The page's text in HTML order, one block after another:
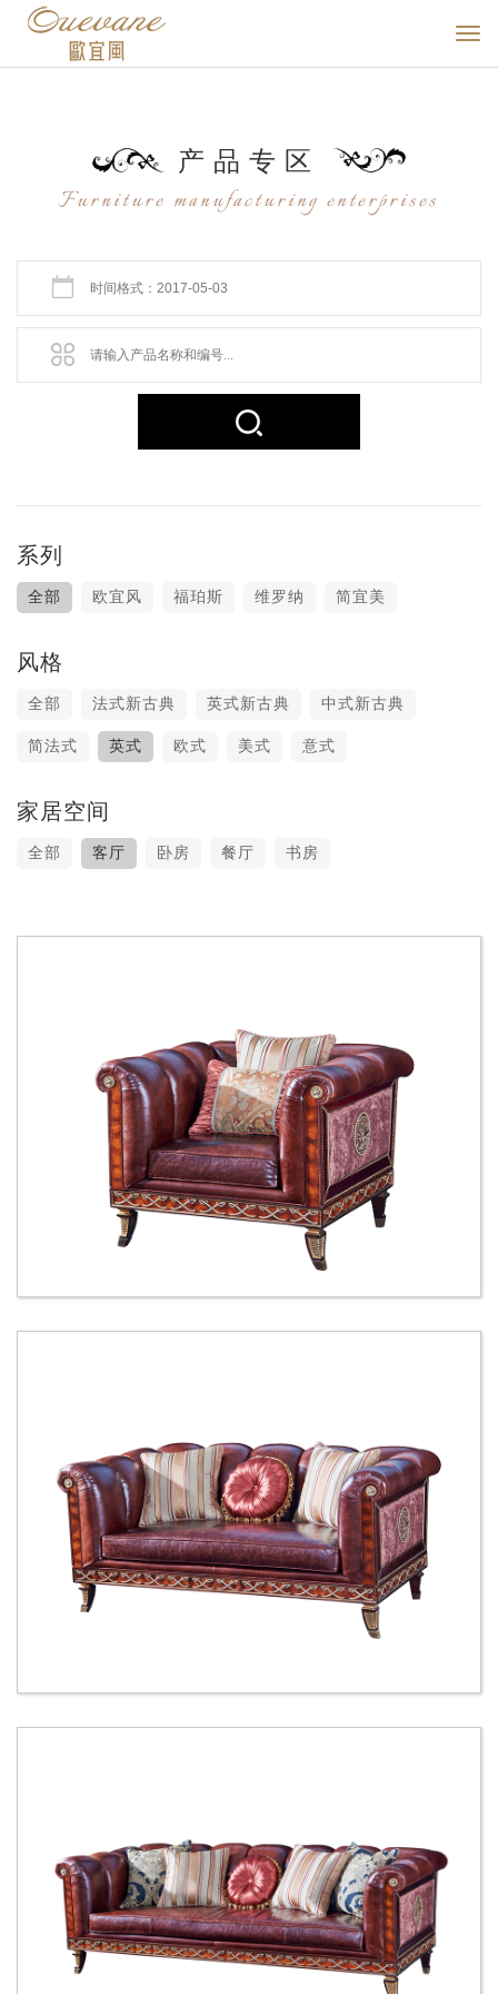
产品 专区
Furniture manufacturing enterprises
系列
全部 欧宜风 福珀斯 维罗纳 简宜美
风格
全部 法式新古典 英式新古典 中式新古典
简法式 英式 欧式 美式 意式
家居空间
全部 客厅 卧房 餐厅 书房